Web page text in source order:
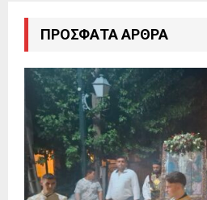
ΠΡΌΣΦΑΤΑ ΆΡΘΡΑ